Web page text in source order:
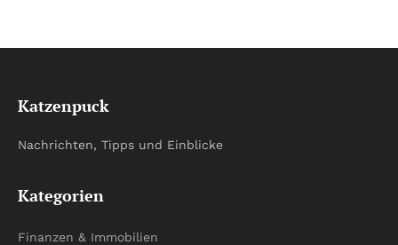
Katzenpuck
Nachrichten, Tipps und Einblicke
Kategorien
Finanzen & Immobilien